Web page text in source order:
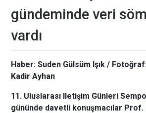
gündeminde veri
vardı
Haber: Suden Gülsüm Işık /
Kadir Ayhan
11. Uluslarası Iletişim Günleri
gününde davetli konuşmacılar Prof.